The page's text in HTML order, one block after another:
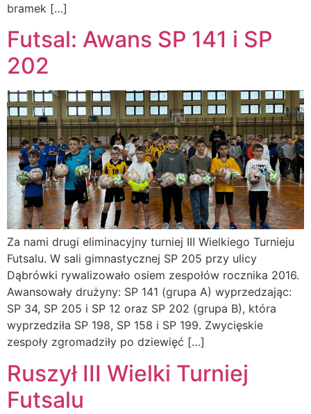
bramek […]
Futsal: Awans SP 141 i SP
202
Za nami drugi eliminacyjny turniej III Wielkiego Turnieju
Futsalu. W sali gimnastycznej SP 205 przy ulicy
Dąbrówki rywalizowało osiem zespołów rocznika 2016.
Awansowały drużyny: SP 141 (grupa A) wyprzedzając:
SP 34, SP 205 i SP 12 oraz SP 202 (grupa B), która
wyprzedziła SP 198, SP 158 i SP 199. Zwycięskie
zespoły zgromadziły po dziewięć […]
Ruszył III Wielki Turniej
Futsalu